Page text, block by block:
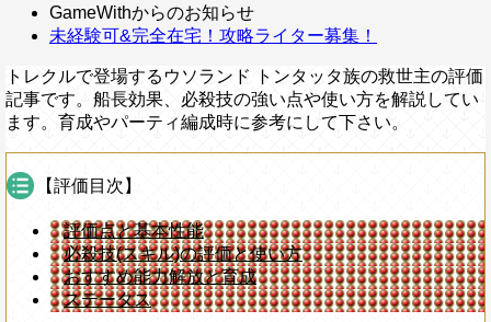
GameWithからのお知らせ
未経験可&完全在宅！攻略ライター募集！
トレクルで登場するウソランド トンタッタ族の救世主の評価
記事です。船長効果、必殺技の強い点や使い方を解説してい
ます。育成やパーティ編成時に参考にして下さい。
【評価目次】
評価点と基本性能
必殺技(スキル)の評価と使い方
おすすめ能力解放と育成
ステータス